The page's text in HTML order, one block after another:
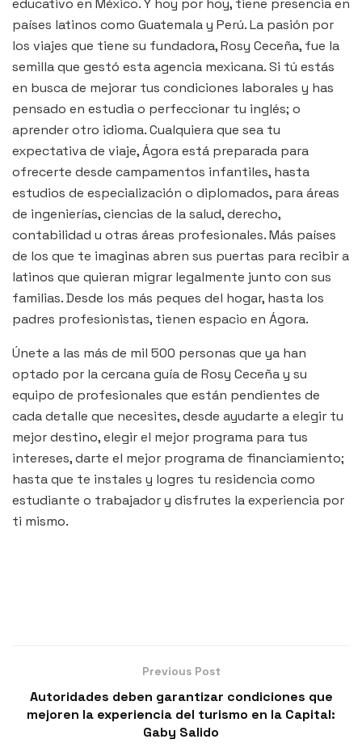
educativo en México. Y hoy por hoy, tiene presencia en
países latinos como Guatemala y Perú. La pasión por
los viajes que tiene su fundadora, Rosy Ceceña, fue la
semilla que gestó esta agencia mexicana. Si tú estás
en busca de mejorar tus condiciones laborales y has
pensado en estudia o perfeccionar tu inglés; o
aprender otro idioma. Cualquiera que sea tu
expectativa de viaje, Ágora está preparada para
ofrecerte desde campamentos infantiles, hasta
estudios de especialización o diplomados, para áreas
de ingenierías, ciencias de la salud, derecho,
contabilidad u otras áreas profesionales. Más países
de los que te imaginas abren sus puertas para recibir a
latinos que quieran migrar legalmente junto con sus
familias. Desde los más peques del hogar, hasta los
padres profesionistas, tienen espacio en Ágora.
Únete a las más de mil 500 personas que ya han
optado por la cercana guía de Rosy Ceceña y su
equipo de profesionales que están pendientes de
cada detalle que necesites, desde ayudarte a elegir tu
mejor destino, elegir el mejor programa para tus
intereses, darte el mejor programa de financiamiento;
hasta que te instales y logres tu residencia como
estudiante o trabajador y disfrutes la experiencia por
ti mismo.
Previous Post
Autoridades deben garantizar condiciones que
mejoren la experiencia del turismo en la Capital:
Gaby Salido